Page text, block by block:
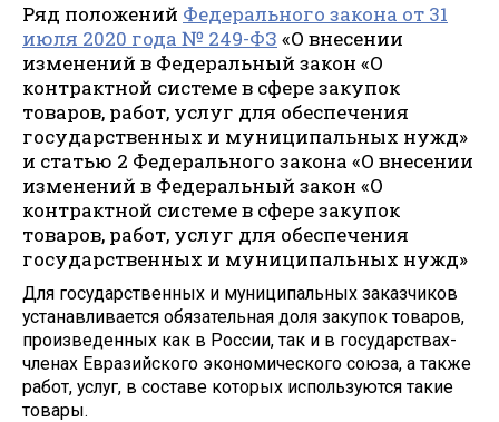
Ряд положений Федерального закона от 31
июля 2020 года № 249-ФЗ «О внесении
изменений в Федеральный закон «О
контрактной системе в сфере закупок
товаров, работ, услуг для обеспечения
государственных и муниципальных нужд»
и статью 2 Федерального закона «О внесении
изменений в Федеральный закон «О
контрактной системе в сфере закупок
товаров, работ, услуг для обеспечения
государственных и муниципальных нужд»
Для государственных и муниципальных заказчиков
устанавливается обязательная доля закупок товаров,
произведенных как в России, так и в государствах-
членах Евразийского экономического союза, а также
работ, услуг, в составе которых используются такие
товары.